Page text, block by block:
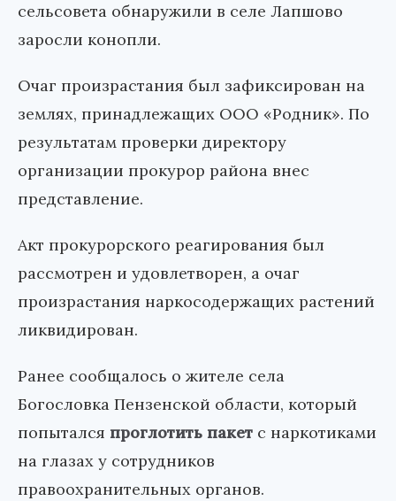
сельсовета обнаружили в селе Лапшово
заросли конопли.
Очаг произрастания был зафиксирован на
землях, принадлежащих ООО «Родник». По
результатам проверки директору
организации прокурор района внес
представление.
Акт прокурорского реагирования был
рассмотрен и удовлетворен, а очаг
произрастания наркосодержащих растений
ликвидирован.
Ранее сообщалось о жителе села
Богословка Пензенской области, который
попытался проглотить пакет с наркотиками
на глазах у сотрудников
правоохранительных органов.